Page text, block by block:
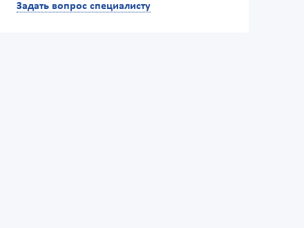
Задать вопрос специалисту